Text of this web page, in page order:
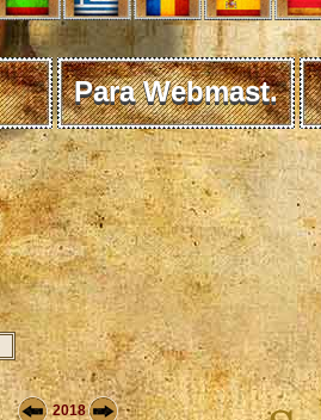
Para Webmast.
2018